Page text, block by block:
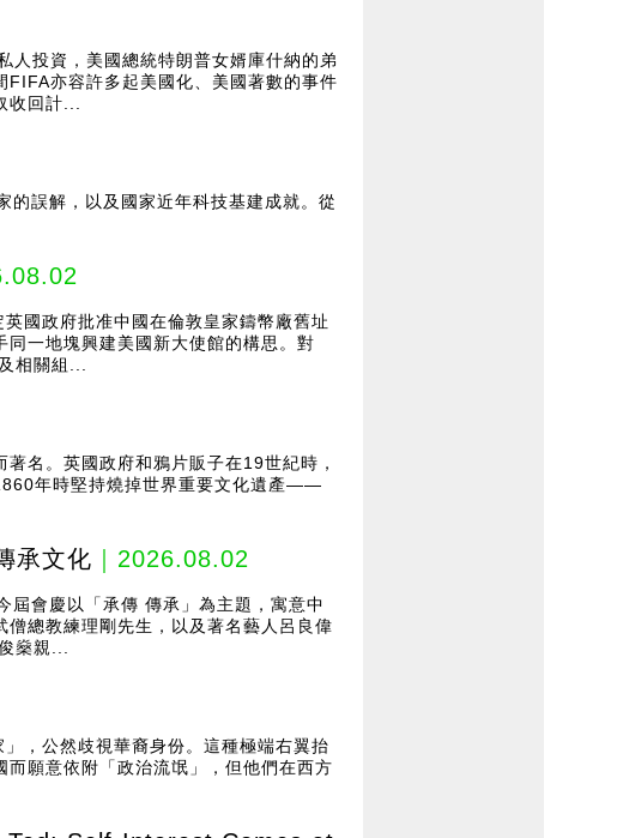
人投資，美國總統特朗普女婿庫什納的弟
亦容許多起美國化、美國著數的事件
回計...
的誤解，以及國家近年科技基建成就。從
國政府批准中國在倫敦皇家鑄幣廠舊址
一地塊興建美國新大使館的構思。對
相關組...
名。英國政府和鴉片販子在19世紀時，
年時堅持燒掉世界重要文化遺產——
承文化 ｜2026.08.02
屆會慶以「承傳 傳承」為主題，寓意中
總教練理剛先生，以及著名藝人呂良偉
燊親...
，公然歧視華裔身份。這種極端右翼抬
願意依附「政治流氓」，但他們在西方